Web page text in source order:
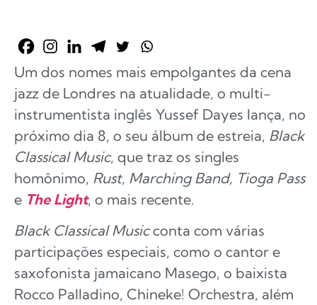
Um dos nomes mais empolgantes da cena
jazz de Londres na atualidade, o multi-
instrumentista inglês Yussef Dayes lança, no
próximo dia 8, o seu álbum de estreia, Black
Classical Music, que traz os singles
homônimo, Rust, Marching Band, Tioga Pass
e The Light, o mais recente.
Black Classical Musicconta com várias
participações especiais, como o cantor e
saxofonista jamaicano Masego, o baixista
Rocco Palladino, Chineke! Orchestra, além